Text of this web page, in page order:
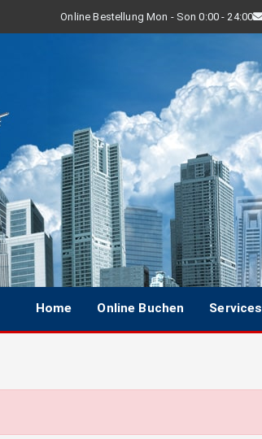
Online Bestellung Mon - Son 0:00 - 24:00
Home Online Buchen Services